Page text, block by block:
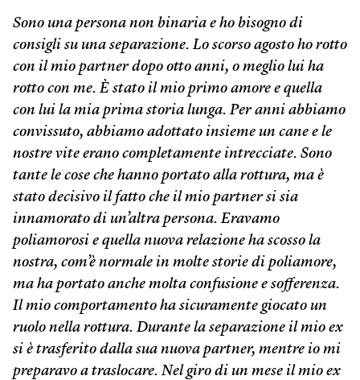
Sono una persona non binaria e ho bisogno di
consigli su una separazione. Lo scorso agosto ho rotto
con il mio partner dopo otto anni, o meglio lui ha
rotto con me. È stato il mio primo amore e quella
con lui la mia prima storia lunga. Per anni abbiamo
convissuto, abbiamo adottato insieme un cane e le
nostre vite erano completamente intrecciate. Sono
tante le cose che hanno portato alla rottura, ma è
stato decisivo il fatto che il mio partner si sia
innamorato di un’altra persona. Eravamo
poliamorosi e quella nuova relazione ha scosso la
nostra, com’è normale in molte storie di poliamore,
ma ha portato anche molta confusione e sofferenza.
Il mio comportamento ha sicuramente giocato un
ruolo nella rottura. Durante la separazione il mio ex
si è trasferito dalla sua nuova partner, mentre io mi
preparavo a traslocare. Nel giro di un mese il mio ex